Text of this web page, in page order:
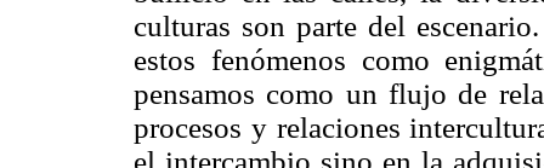
culturas son parte del
estos fenómenos como
pensamos como un flujo de
procesos y relaciones